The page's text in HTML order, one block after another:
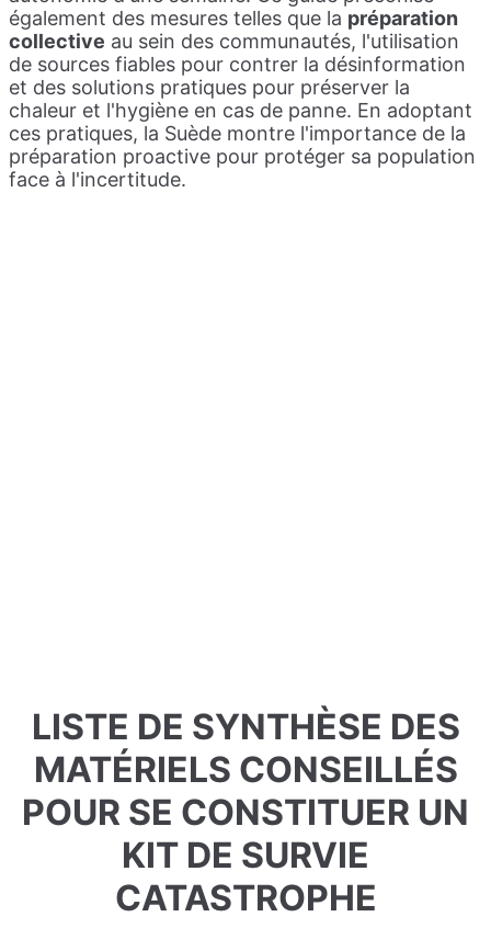
également des mesures telles que la préparation
collective au sein des communautés, l'utilisation
de sources fiables pour contrer la désinformation
et des solutions pratiques pour préserver la
chaleur et l'hygiène en cas de panne. En adoptant
ces pratiques, la Suède montre l'importance de la
préparation proactive pour protéger sa population
face à l'incertitude.
LISTE DE SYNTHÈSE DES
MATÉRIELS CONSEILLÉS
POUR SE CONSTITUER UN
KIT DE SURVIE
CATASTROPHE